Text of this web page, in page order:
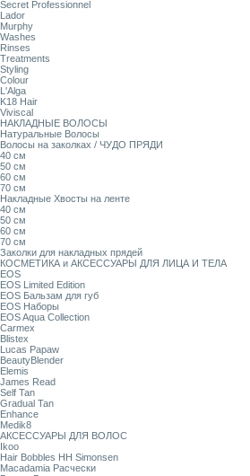
Secret Professionnel
Lador
Murphy
Washes
Rinses
Treatments
Styling
Colour
L'Alga
K18 Hair
Viviscal
НАКЛАДНЫЕ ВОЛОСЫ
Натуральные Волосы
Волосы на заколках / ЧУДО ПРЯДИ
40 см
50 см
60 см
70 см
Накладные Хвосты на ленте
40 см
50 см
60 см
70 см
Заколки для накладных прядей
КОСМЕТИКА и АКСЕССУАРЫ ДЛЯ ЛИЦА И ТЕЛА
EOS
EOS Limited Edition
EOS Бальзам для губ
EOS Наборы
EOS Aqua Collection
Carmex
Blistex
Lucas Papaw
BeautyBlender
Elemis
James Read
Self Tan
Gradual Tan
Enhance
Medik8
АКСЕССУАРЫ ДЛЯ ВОЛОС
Ikoo
Hair Bobbles HH Simonsen
Macadamia Расчески